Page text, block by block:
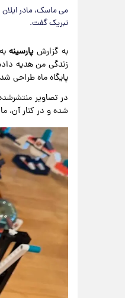
تبریک گفت.
به گزارشپارسینه
زندگی من هدیه
پایگاه ماه طراحی
در تصاویر
شده و در کنار آن،